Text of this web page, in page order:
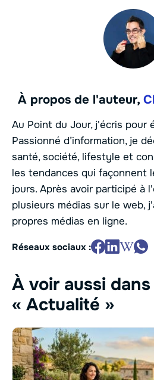
À propos de l'auteur,
Au Point du Jour, j'écris pour
Passionné d’information, je
santé, société, lifestyle et
les tendances qui façonnent
jours. Après avoir participé à
plusieurs médias sur le web,
propres médias en ligne.
Réseaux sociaux :
À voir aussi dans
« Actualité »